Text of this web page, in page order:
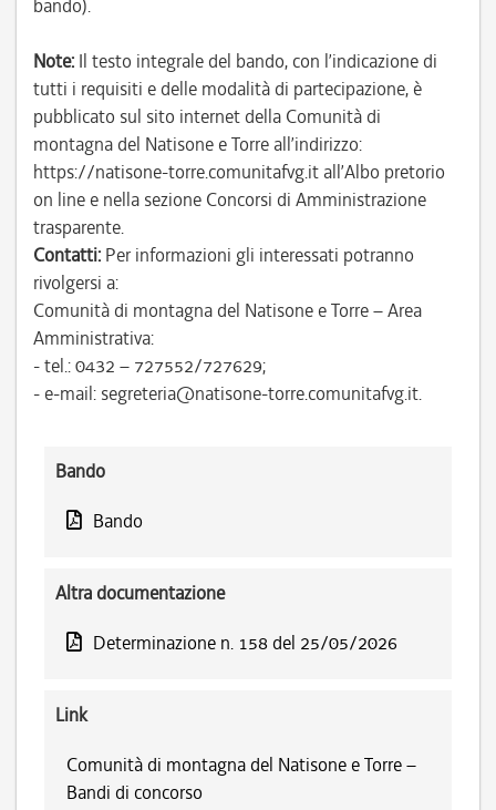
bando).
Note: Il testo integrale del bando, con l’indicazione di
tutti i requisiti e delle modalità di partecipazione, è
pubblicato sul sito internet della Comunità di
montagna del Natisone e Torre all’indirizzo:
https://natisone-torre.comunitafvg.it all’Albo pretorio
on line e nella sezione Concorsi di Amministrazione
trasparente.
Contatti: Per informazioni gli interessati potranno
rivolgersi a:
Comunità di montagna del Natisone e Torre – Area
Amministrativa:
- tel.: 0432 – 727552/727629;
- e-mail: segreteria@natisone-torre.comunitafvg.it.
Bando
Bando
Altra documentazione
Determinazione n. 158 del 25/05/2026
Link
Comunità di montagna del Natisone e Torre –
Bandi di concorso